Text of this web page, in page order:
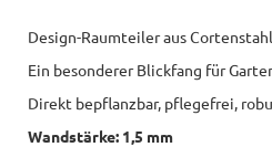
Design-Raumteiler aus
Ein besonderer Blickfang für
Direkt bepflanzbar, pflegefrei,
Wandstärke: 1,5 mm